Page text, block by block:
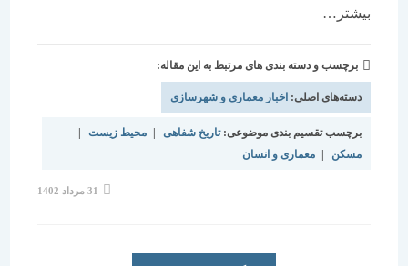
بیشتر…
برچسب و دسته بندی های مرتبط به این مقاله:
دسته‌های اصلی:اخبار معماری و شهرسازی
برچسب تقسیم بندی موضوعی:تاریخ شفاهی | محیط زیست |
| معماری و انسان